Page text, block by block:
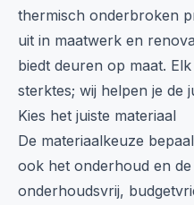
thermisch onderbroken
uit in maatwerk en
biedt deuren op maat.
sterktes; wij helpen je de
Kies het juiste materiaal
De materiaalkeuze
ook het onderhoud en de
onderhoudsvrij,